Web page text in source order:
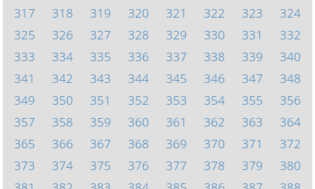
317
318 319 320 321 322 323
324
325
326 327 328 329 330 331
332
333
334 335 336 337 338 339
340
341
342 343 344 345 346 347
348
349
350 351 352 353 354 355
356
357
358 359 360 361 362 363
364
365
366 367 368 369 370 371
372
373
374 375 376 377 378 379
380